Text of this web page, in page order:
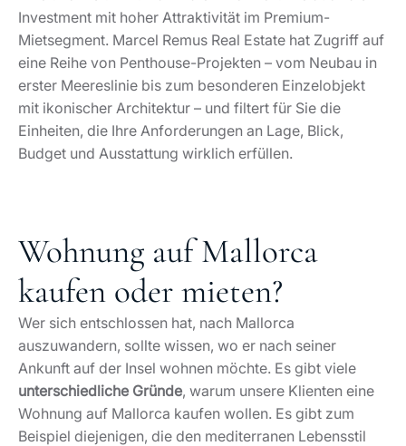
Investment mit hoher Attraktivität im Premium-
Mietsegment. Marcel Remus Real Estate hat Zugriff auf
eine Reihe von Penthouse-Projekten – vom Neubau in
erster Meereslinie bis zum besonderen Einzelobjekt
mit ikonischer Architektur – und filtert für Sie die
Einheiten, die Ihre Anforderungen an Lage, Blick,
Budget und Ausstattung wirklich erfüllen.
Wohnung auf Mallorca
kaufen oder mieten?
Wer sich entschlossen hat, nach Mallorca
auszuwandern, sollte wissen, wo er nach seiner
Ankunft auf der Insel wohnen möchte. Es gibt viele
unterschiedliche Gründe, warum unsere Klienten eine
Wohnung auf Mallorca kaufen wollen. Es gibt zum
Beispiel diejenigen, die den mediterranen Lebensstil